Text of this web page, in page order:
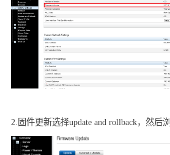
2. 固件更新选择update and rollback，然后